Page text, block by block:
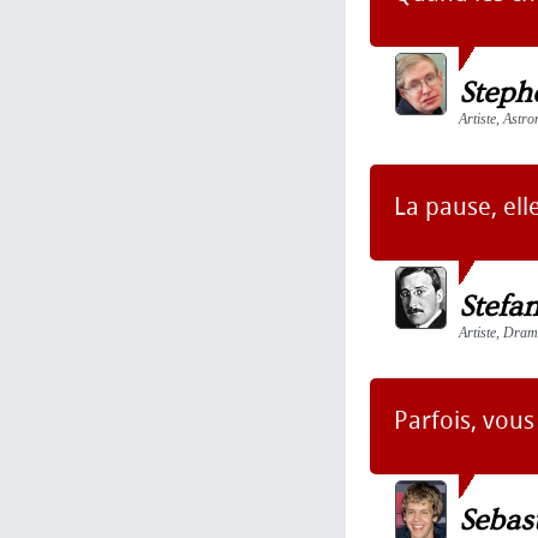
Artiste,
La pause,
Artiste,
Parfois,